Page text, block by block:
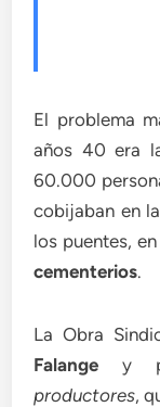
El problema
años 40 era
60.000
cobijaban en
los puentes,
cementerios.
La Obra
Falange y
productores,